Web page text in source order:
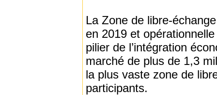
La Zone de libre-
en 2019 et
pilier de l’intégration
marché de plus de 1,3
la plus vaste zone de
participants.